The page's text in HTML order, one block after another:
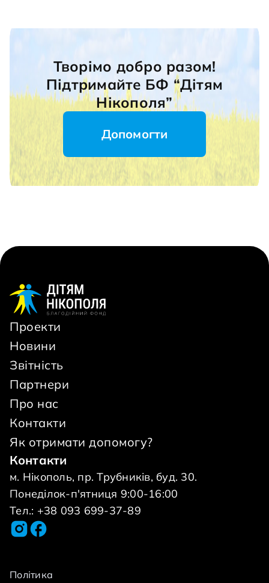
Творімо добро разом!
Підтримайте БФ “Дітям
Нікополя”
Допомогти
Проекти
Новини
Звітність
Партнери
Про нас
Контакти
Як отримати допомогу?
Контакти
м. Нікополь, пр. Трубників, буд. 30.
Понеділок-п'ятниця 9:00-16:00
Тел.: +38 093 699-37-89
Політика